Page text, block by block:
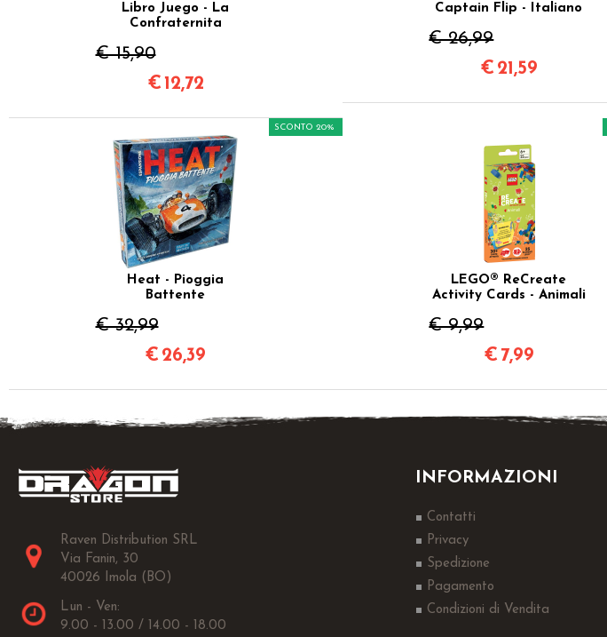
Libro Juego - La
Confraternita
€ 15,90
€ 12,72
Captain Flip - Italiano
€ 26,99
€ 21,59
Heat - Pioggia
Battente
€ 32,99
SCONTO 20%
€ 26,39
LEGO® ReCreate
Activity Cards - Animali
€ 9,99
€ 7,99
Raven Distribution SRL
Via Fanin, 30
40026 Imola (BO)
Lun - Ven:
9.00 - 13.00 / 14.00 - 18.00
INFORMAZIONI
Contatti
Privacy
Spedizione
Pagamento
Condizioni di Vendita